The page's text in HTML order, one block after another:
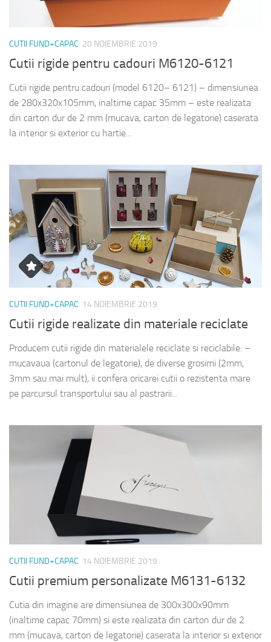
CUTII FUND+CAPAC 20 NOIEMBRIE 2019
Cutii rigide pentru cadouri M6120-6121
Cutii rigide pentru cadouri (model 6120– 6121) – dimensiunea
de 280x320x105mm, inaltime capac 35mm – este realizata
din carton dur de 2 mm (mucava, carton de legatorie) caserata
la interior si exterior cu hartie...
CUTII FUND+CAPAC 14 NOIEMBRIE 2019
Cutii rigide realizate din materiale reciclate
Producem cutii rigide din materialele reciclate si reciclabile: –
mucavaua (cartonul de legatorie), de diverse grosimi (2mm,
3mm sau mai mult), ii confera oricarei cutii o rezistenta mare
pe parcursul transportului sau al pastrarii...
CUTII FUND+CAPAC 14 NOIEMBRIE 2019
Cutii premium personalizate M6131-6132
Cutia din imagine are dimensiunea de 300x300x90mm
(inaltime capac 70mm) si este realizata din carton dur de 2
mm (mucava, carton de legatorie) caserata la interior si exterior